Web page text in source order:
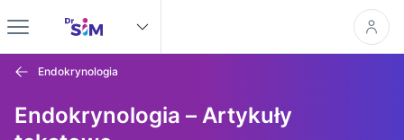
Endokrynologia
Endokrynologia – Artykuły